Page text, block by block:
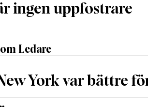
ingen uppfostrare
Ledare
York var bättre